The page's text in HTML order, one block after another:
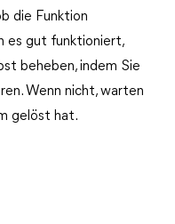
die Funktion
es gut funktioniert,
beheben, indem Sie
Wenn nicht, warten
gelöst hat.